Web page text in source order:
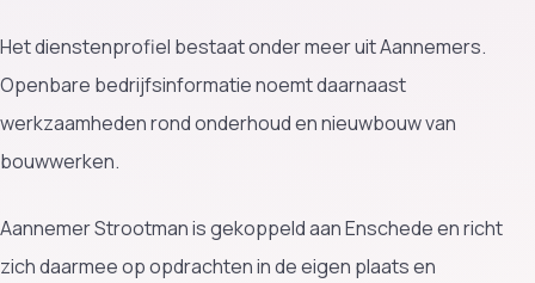
Het dienstenprofiel bestaat onder meer uit Aannemers.
Openbare bedrijfsinformatie noemt daarnaast
werkzaamheden rond onderhoud en nieuwbouw van
bouwwerken.
Aannemer Strootman is gekoppeld aan Enschede en richt
zich daarmee op opdrachten in de eigen plaats en